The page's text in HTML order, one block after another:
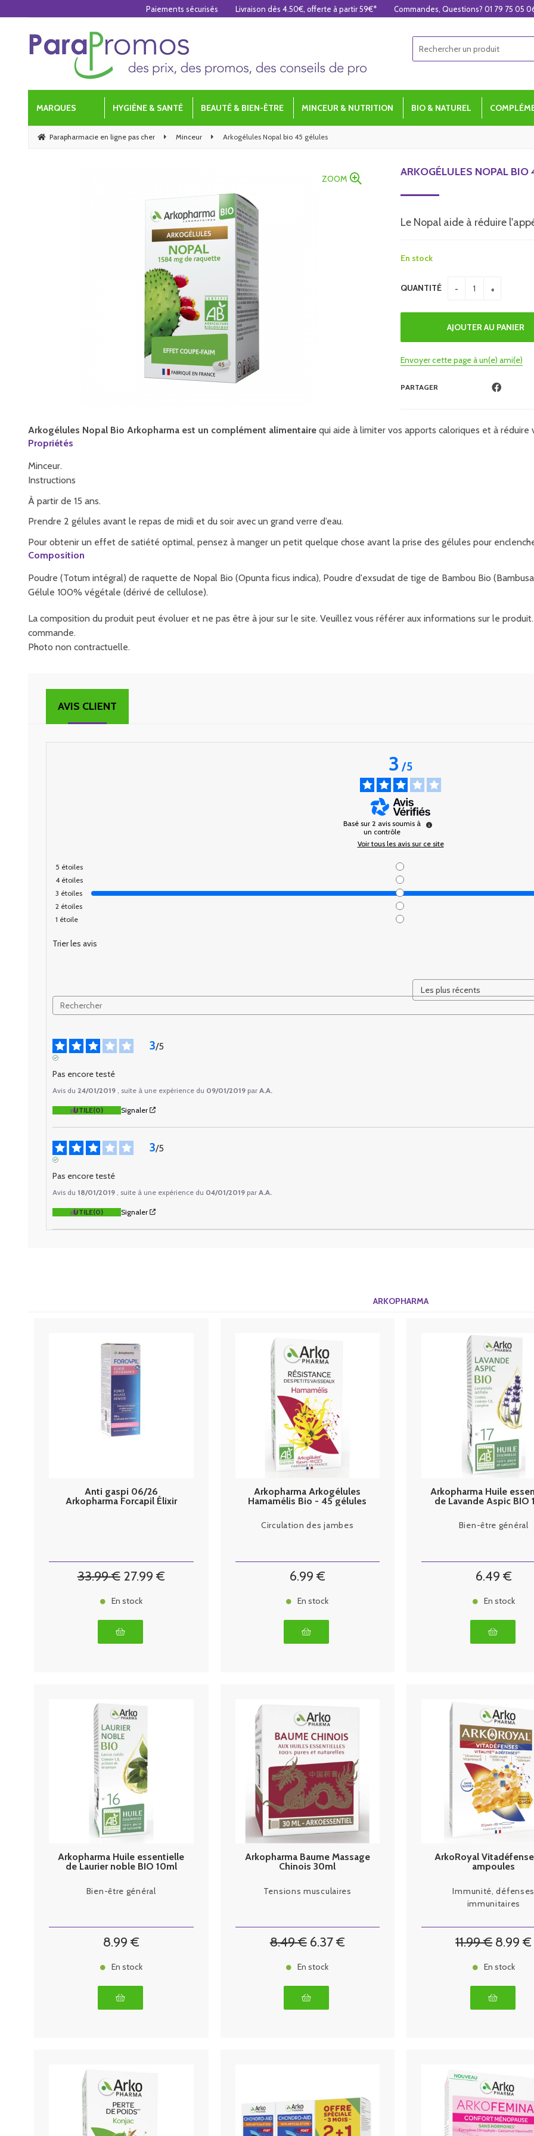
MARQUES HYGIÈNE & SANTÉ BEAUTÉ & BIEN-ÊTRE MINCEUR & NUTRITION BIO & NATUREL
Parapharmacie en ligne pas cher Minceur Arkogélules Nopal bio 45 gélules
ZOOM
ARKOGÉLULES NOPAL BIO
Le Nopal aide à réduire
En stock
QUANTITÉ
Envoyer cette page à un(e) ami(e)
PARTAGER
Arkogélules Nopal Bio Arkopharma est un complément alimentaire qui aide à limiter vos apports caloriques et à
Propriétés
Minceur.
Instructions
À partir de 15 ans.
Prendre 2 gélules avant le repas de midi et du soir avec un grand verre d’eau.
Pour obtenir un effet de satiété optimal, pensez à manger un petit quelque chose avant la prise des gélules pour
Composition
Poudre (Totum intégral) de raquette de Nopal Bio (Opunta ficus indica), Poudre d'exsudat de tige de Bambou Bio
Gélule 100% végétale (dérivé de cellulose).
La composition du produit peut évoluer et ne pas être à jour sur le site. Veuillez vous référer aux informations sur le
commande.
Photo non contractuelle.
AVIS CLIENT
3/5
Basé sur 2 avis soumis à
un contrôle
Voir tous les avis sur ce site
5 étoiles
4 étoiles
3 étoiles
2 étoiles
1 étoile
Trier les avis
3/5
Pas encore testé
Avis du 24/01/2019 , suite à une expérience du 09/01/2019 par A.A.
UTILE(0) Signaler
3/5
Pas encore testé
Avis du 18/01/2019 , suite à une expérience du 04/01/2019 par A.A.
UTILE(0) Signaler
ARKOPHARMA
Anti gaspi 06/26
Arkopharma Forcapil Élixir
33.99€ 27.99 €
En stock
Arkopharma Arkogélules
Hamamélis Bio - 45 gélules
Circulation des jambes
6.99 €
En stock
Arkopharma Huile
de Lavande Aspic BIO
Bien-être général
6.49 €
En stock
Arkopharma Huile essentielle
de Laurier noble BIO 10ml
Bien-être général
8.99 €
En stock
Arkopharma Baume Massage
Chinois 30ml
Tensions musculaires
8.49€ 6.37€
En stock
ArkoRoyal
ampoules
Immunité, défenses
immunitaires
11.99€ 8.99 €
En stock
Paiements sécurisés Livraison dès 4.50€, offerte à partir 59€* Commandes, Questions? 01 79 75 05